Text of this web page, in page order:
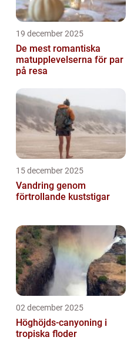
19 december 2025
De mest romantiska
matupplevelserna för par
på resa
15 december 2025
Vandring genom
förtrollande kuststigar
02 december 2025
Höghöjds-canyoning i
tropiska floder